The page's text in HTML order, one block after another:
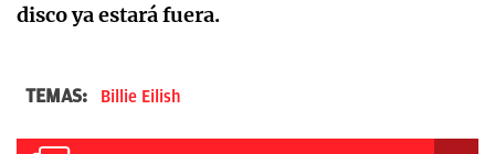
disco ya estará fuera.
TEMAS: Billie Eilish